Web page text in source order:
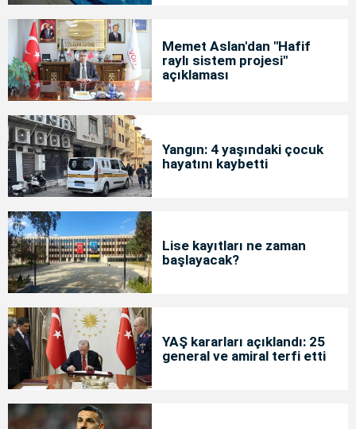
Memet Aslan'dan "Hafif
raylı sistem projesi"
açıklaması
Yangın: 4 yaşındaki çocuk
hayatını kaybetti
Lise kayıtları ne zaman
başlayacak?
YAŞ kararları açıklandı: 25
general ve amiral terfi etti